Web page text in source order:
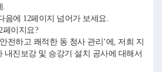
.
음에 12페이지 넘어가 보세요.
이지요?
전하고 쾌적한 동 청사 관리’에, 저희 지
내진보강 및 승강기 설치 공사에 대해서